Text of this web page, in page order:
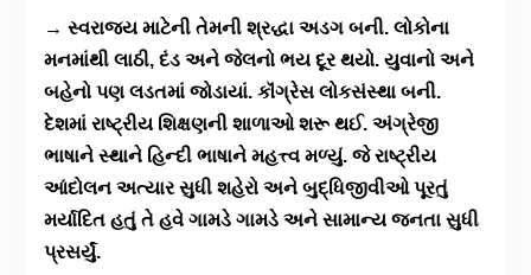
→ સ્વરાજ્ય માટેની તેમની શ્રદ્ધા અડગ બની. લોકોના
મનમાંથી લાઠી, દંડ અને જેલનો ભય દૂર થયો. યુવાનો અને
બહેનો પણ લડતમાં જોડાયાં. કૉંગ્રેસ લોકસંસ્થા બની.
દેશમાં રાષ્ટ્રીય શિક્ષણની શાળાઓ શરૂ થઈ. અંગ્રેજી
ભાષાને સ્થાને હિન્દી ભાષાને મહત્ત્વ મળ્યું. જે રાષ્ટ્રીય
આંદોલન અત્યાર સુધી શહેરો અને બુદ્ધિજીવીઓ પૂરતું
મર્યાદિત હતું તે હવે ગામડે ગામડે અને સામાન્ય જનતા સુધી
પ્રસર્યું.